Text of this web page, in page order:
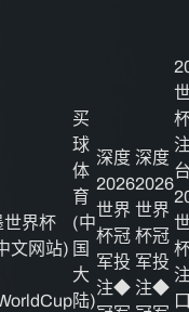
世界杯
文网站)
买
球
体
育
(中
国
大
陆)
深度
2026
世界
杯冠
军投
注◆
深度
2026
世界
杯冠
军投
注◆